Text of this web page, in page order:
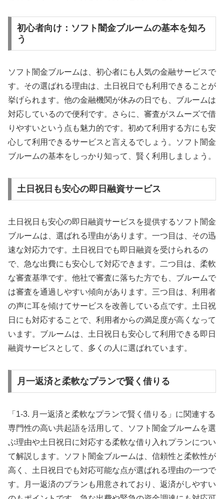
初心者向け：ソフト闇金ブルームの基本を知ろ
う
ソフト闇金ブルームは、初心者にも人気の金融サービスで
す。その選ばれる理由は、土日祝日でも利用できることが
挙げられます。他の金融機関が休みの日でも、ブルームは
対応しているので便利です。さらに、審査がスムーズで借
りやすいという点も魅力的です。初めて利用する方にも安
心して利用できるサービスと言えるでしょう。ソフト闇金
ブルームの基本をしっかり知って、賢く利用しましょう。
土日祝日も安心の即日融資サービス
土日祝日も安心の即日融資サービスを提供するソフト闇金
ブルームは、選ばれる理由があります。一つ目は、その迅
速な対応力です。土日祝日でも即日融資を受けられるの
で、急な出費にも安心して対応できます。二つ目は、柔軟
な審査基準です。他社で審査に落ちた方でも、ブルームで
は審査を通過しやすい傾向があります。三つ目は、利用者
の声に耳を傾けてサービスを改善している点です。土日祝
日にも対応することで、利用者からの満足度が高くなって
います。ブルームは、土日祝日も安心して利用できる即日
融資サービスとして、多くの人に選ばれています。
月一返済と柔軟なプランで賢く借りる
「1-3. 月一返済と柔軟なプランで賢く借りる」に関連する
専門性の高い共起語を活用して、ソフト闇金ブルームを選
ぶ理由や土日祝日に対応する柔軟な借り入れプランについ
て解説します。ソフト闇金ブルームは、信頼性と柔軟性が
高く、土日祝日でも対応可能な点が選ばれる理由の一つで
す。月一返済のプランも用意されており、返済がしやすい